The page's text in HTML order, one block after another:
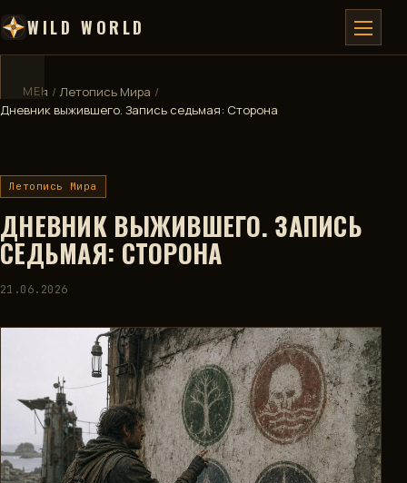
WILD WORLD
МЕНЮ ✕
ДЕВБЛОГ
ВИКИ
КАРТА
🧮
КАЛЬКУЛЯТОР
🏅
ДОСТИЖЕНИЯ
РАЗДЕЛЫ
Главная / Летопись Мира /
Дневник выжившего. Запись седьмая: Сторона
Летопись Мира
ДНЕВНИК ВЫЖИВШЕГО. ЗАПИСЬ
СЕДЬМАЯ: СТОРОНА
21.06.2026